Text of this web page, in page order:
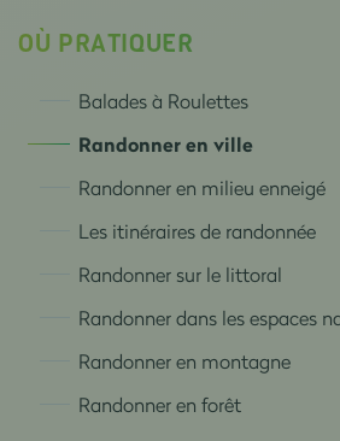
OÙ PRATIQUER
Balades à Roulettes
Randonner en ville
Randonner en milieu enneigé
Les itinéraires de randonnée
Randonner sur le littoral
Randonner dans les espaces
Randonner en montagne
Randonner en forêt